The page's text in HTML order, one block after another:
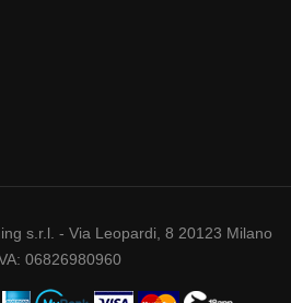
s.r.l. - Via Leopardi, 8 20123 Milano
06826980960